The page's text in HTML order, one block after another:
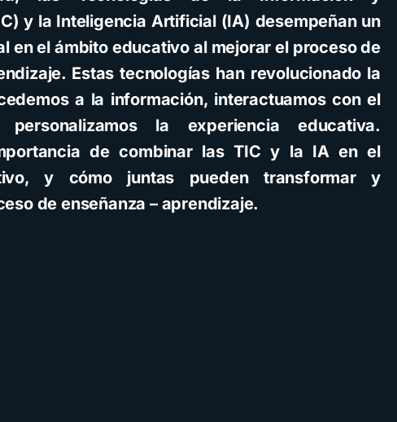
y la Inteligencia Artificial (IA) desempeñan un
en el ámbito educativo al mejorar el proceso de
Estas tecnologías han revolucionado la
a la información, interactuamos con el
la experiencia educativa.
de combinar las TIC y la IA en el
y cómo juntas pueden transformar y
de enseñanza – aprendizaje.